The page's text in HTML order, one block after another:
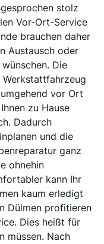
stolz
Vor-Ort-Service
brauchen daher
Austausch oder
Die
vor Ort
zu Hause
Dadurch
und die
ganz
ohnehin
kann Ihr
kaum erledigt
Dülmen profitieren
Dies heißt für
müssen. Nach